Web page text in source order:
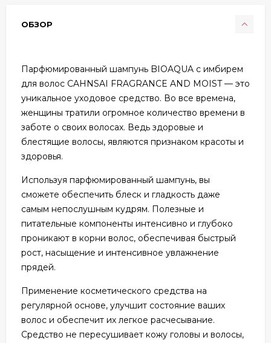
ОБЗОР
Парфюмированный шампунь BIOAQUA с имбирем
для волос CAHNSAI FRAGRANCE AND MOIST — это
уникальное уходовое средство. Во все времена,
женщины тратили огромное количество времени в
заботе о своих волосах. Ведь здоровые и
блестящие волосы, являются признаком красоты и
здоровья.
Используя парфюмированный шампунь, вы
сможете обеспечить блеск и гладкость даже
самым непослушным кудрям. Полезные и
питательные компоненты интенсивно и глубоко
проникают в корни волос, обеспечивая быстрый
рост, насыщение и интенсивное увлажнение
прядей.
Применение косметического средства на
регулярной основе, улучшит состояние ваших
волос и обеспечит их легкое расчесывание.
Средство не пересушивает кожу головы и волосы,